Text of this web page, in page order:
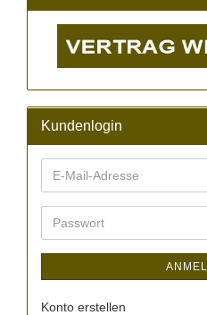
Kundenlogin
E-
Mail-
Adresse
Passwort
Konto erstellen